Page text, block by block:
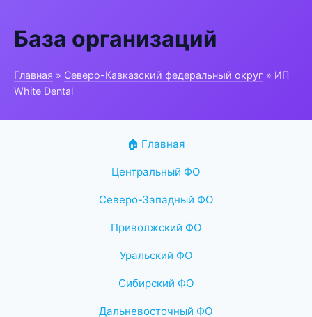
База организаций
Главная » Северо-Кавказский федеральный округ » ИП
White Dental
🏠 Главная
Центральный ФО
Северо-Западный ФО
Приволжский ФО
Уральский ФО
Сибирский ФО
Дальневосточный ФО